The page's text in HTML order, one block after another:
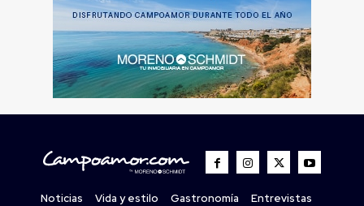
Noticias Vida y estilo Gastronomía
Entrevistas